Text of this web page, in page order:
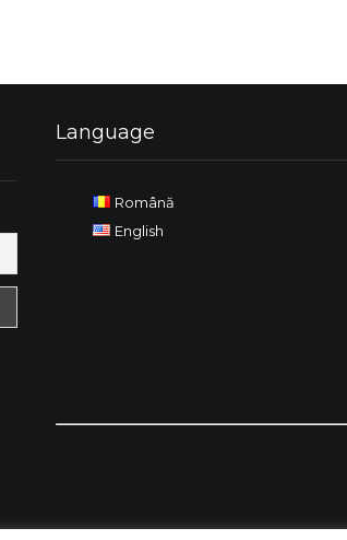
Language
Română
English